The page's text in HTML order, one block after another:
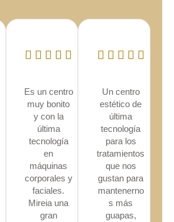
Es un centro
muy bonito
y con la
última
tecnología
en
máquinas
corporales y
faciales.
Mireia una
gran
Un centro
estético de
última
tecnología
para los
tratamientos
que nos
gustan para
mantenerno
s más
guapas,